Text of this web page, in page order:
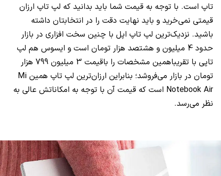
تاپ است. با توجه به قیمت شما باید بدانید که لپ تاپ ارزان
قیمتی نمی‌خرید و باید نهایت دقت را در انتخابتان داشته
باشید. نزدیک‌ترین لپ تاپ اپل با چنین سخت افزاری در بازار
حدود 4 میلیون و هشتصد هزار تومان است و ایسوس هم لپ
تاپی با تقریباهمین مشخصات را باقیمت 3 میلیون 799 هزار
تومان در بازار می‌فروشد؛ بنابراین ارزان‌ترین لپ تاپ همین Mi
Notebook Air است که قیمت آن با توجه به امکاناتش عالی به
نظر می‌رسد.